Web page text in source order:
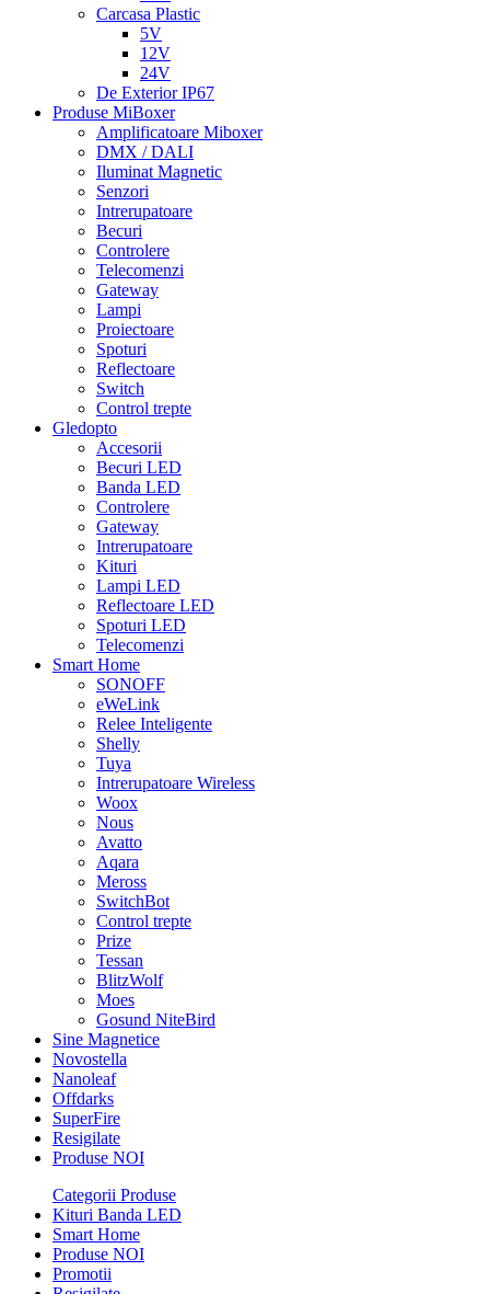
Carcasa Plastic
5V
12V
24V
De Exterior IP67
Produse MiBoxer
Amplificatoare Miboxer
DMX / DALI
Iluminat Magnetic
Senzori
Intrerupatoare
Becuri
Controlere
Telecomenzi
Gateway
Lampi
Proiectoare
Spoturi
Reflectoare
Switch
Control trepte
Gledopto
Accesorii
Becuri LED
Banda LED
Controlere
Gateway
Intrerupatoare
Kituri
Lampi LED
Reflectoare LED
Spoturi LED
Telecomenzi
Smart Home
SONOFF
eWeLink
Relee Inteligente
Shelly
Tuya
Intrerupatoare Wireless
Woox
Nous
Avatto
Aqara
Meross
SwitchBot
Control trepte
Prize
Tessan
BlitzWolf
Moes
Gosund NiteBird
Sine Magnetice
Novostella
Nanoleaf
Offdarks
SuperFire
Resigilate
Produse NOI
Categorii Produse
Kituri Banda LED
Smart Home
Produse NOI
Promotii